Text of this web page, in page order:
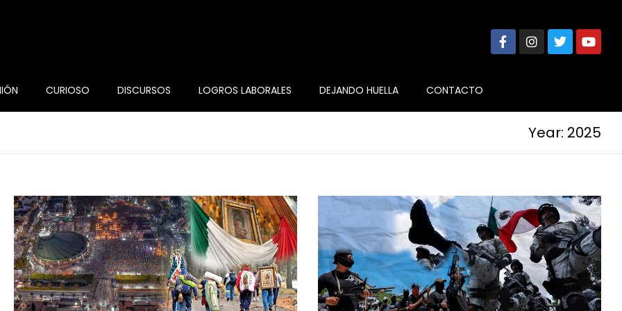
CURIOSO DISCURSOS LOGROS LABORALES DEJANDO HUELLA CONTACTO
Year: 2025